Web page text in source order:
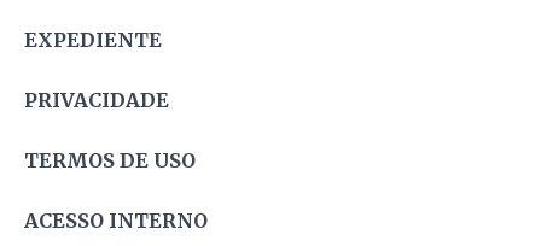
EXPEDIENTE
PRIVACIDADE
TERMOS DE USO
ACESSO INTERNO